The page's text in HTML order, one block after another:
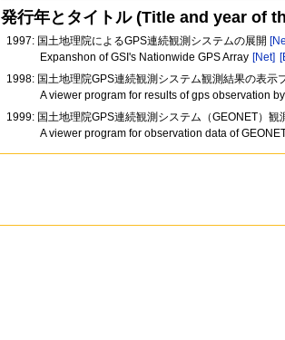
発行年とタイトル (Title and year of
1997: 国土地理院によるGPS連続観測システムの展開
Expanshon of GSI's Nationwide GPS Array [Net]
1998: 国土地理院GPS連続観測システム観測結果の表示
A viewer program for results of gps observation by
1999: 国土地理院GPS連続観測システム（GEONET）観
A viewer program for observation data of